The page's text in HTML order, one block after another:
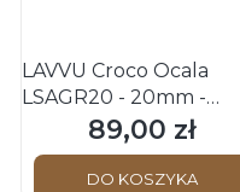
LAVVU Croco Ocala
LSAGR20 - 20mm -
CZERWONY - Skórzany
pasek do zegarka
Cena
89,00 zł
DO KOSZYKA